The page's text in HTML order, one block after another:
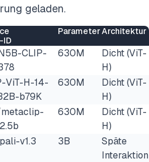
geladen.
ID
ParameterArchitektur
CLIP-
630M
Dicht (ViT-
H)
ViT-H-14-
b79K
630M
Dicht (ViT-
H)
630M
Dicht (ViT-
H)
v1.3 3B
Späte
Interaktion